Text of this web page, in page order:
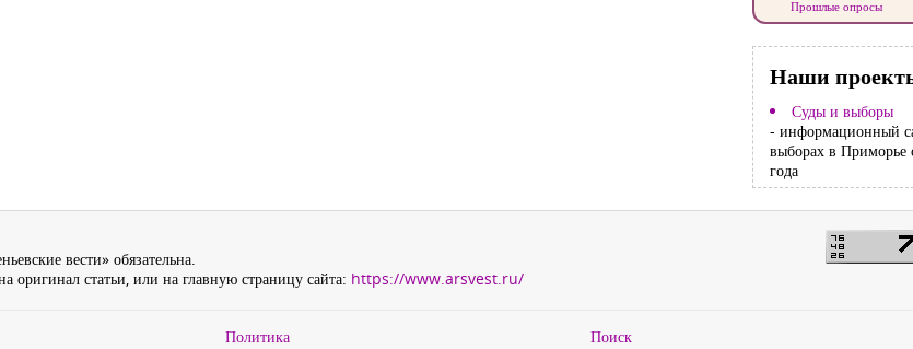
Прошлые опросы
Наши
Суды и выборы
- информационный
выборах в Приморье
года
вести» обязательна.
оригинал статьи, или на главную страницу сайта: https://www.arsvest.ru/
Политика
Поиск